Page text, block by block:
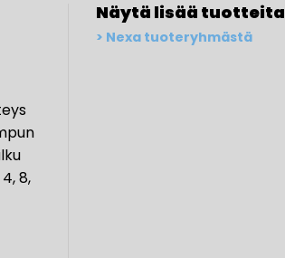
8,
Näytä lisää tuotteita
Nexa tuoteryhmästä